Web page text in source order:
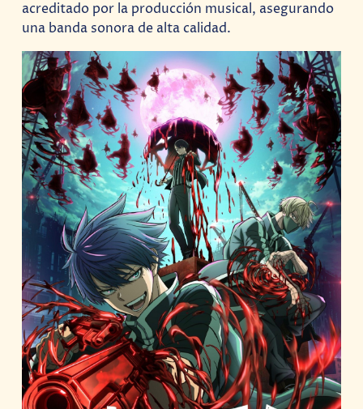
acreditado por la producción musical, asegurando
una banda sonora de alta calidad.